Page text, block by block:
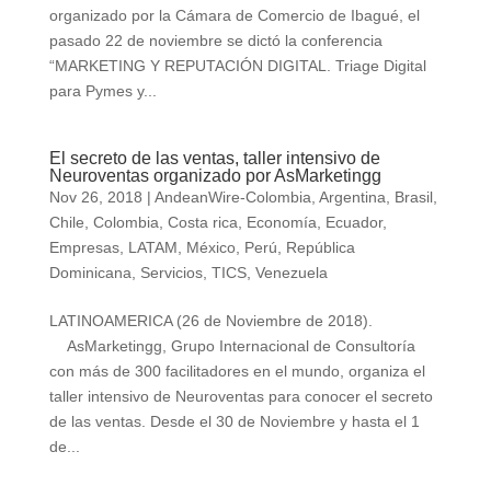
organizado por la Cámara de Comercio de Ibagué, el
pasado 22 de noviembre se dictó la conferencia
“MARKETING Y REPUTACIÓN DIGITAL. Triage Digital
para Pymes y...
El secreto de las ventas, taller intensivo de
Neuroventas organizado por AsMarketingg
Nov 26, 2018 | AndeanWire-Colombia Argentina Brasil,
Chile Colombia Costa rica Economía Ecuador,
Empresas, LATAM México, Perú
República
Dominicana
Servicios, TICS, Venezuela
LATINOAMERICA (26 de Noviembre de 2018).
AsMarketingg, Grupo Internacional de Consultoría
con más de 300 facilitadores en el mundo, organiza el
taller intensivo de Neuroventas para conocer el secreto
de las ventas. Desde el 30 de Noviembre y hasta el 1
de...